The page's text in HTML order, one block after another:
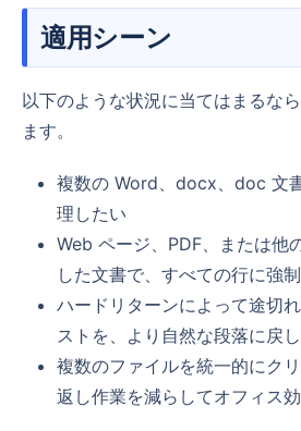
適用シーン
以下のような状況に当てはまるなら、この記事が役立ち
ます。
複数の Word、docx、doc 文
理したい
Web ページ、PDF、または他
した文書で、すべての行に強
ハードリターンによって途切
ストを、より自然な段落に戻
複数のファイルを統一的にク
返し作業を減らしてオフィス